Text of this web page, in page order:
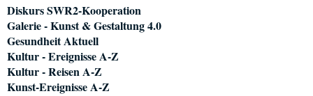
Diskurs SWR2-Kooperation
Galerie - Kunst & Gestaltung 4.0
Gesundheit Aktuell
Kultur - Ereignisse A-Z
Kultur - Reisen A-Z
Kunst-Ereignisse A-Z